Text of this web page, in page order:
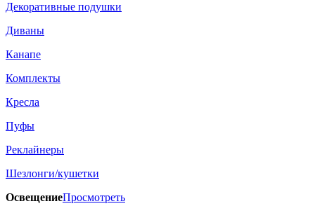
Декоративные подушки
Диваны
Канапе
Комплекты
Кресла
Пуфы
Реклайнеры
Шезлонги/кушетки
ОсвещениеПросмотреть